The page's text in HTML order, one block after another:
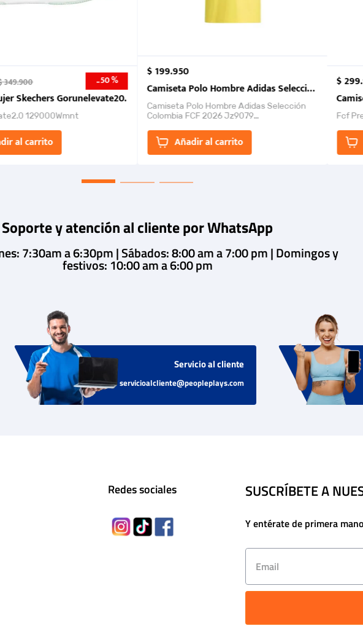
2026
349.900 -50 %
Skechers Gorunelevate20.
129000Wmnt
al carrito
$199.950
Camiseta Polo Hombre Adidas Selección Colombia
Camiseta Polo Hombre Adidas Selección
Colombia FCF 2026 Jz9079
un estilo de...Añadir al carrito
$299.
Fcf
Soporte y atención al cliente por WhatsApp
7:30am a 6:30pm | Sábados: 8:00 am a 7:00 pm | Domingos y
festivos: 10:00 am a 6:00 pm
Servicio al cliente
servicioalcliente@peopleplays.com
Redes sociales SUSCRÍBETE A
Y entérate de primera